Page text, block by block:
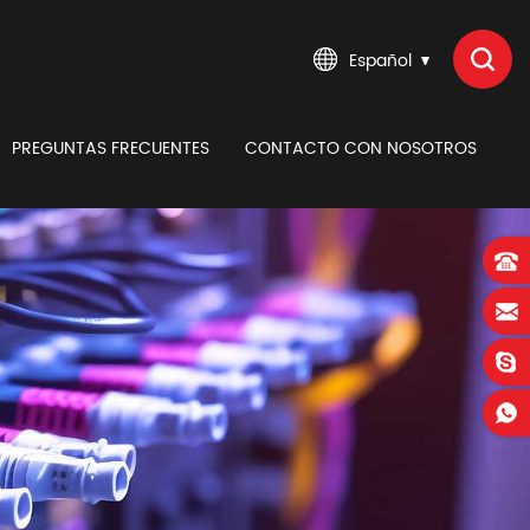
Español
PREGUNTAS FRECUENTES CONTACTO CON NOSOTROS